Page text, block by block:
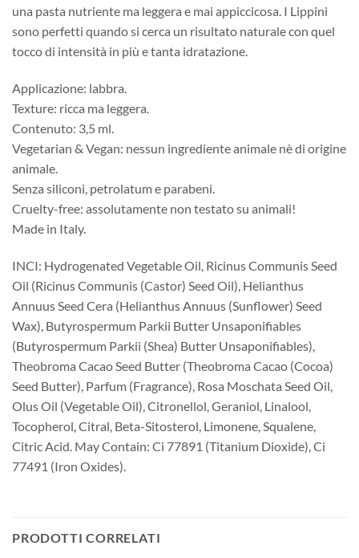
una pasta nutriente ma leggera e mai appiccicosa. I Lippini
sono perfetti quando si cerca un risultato naturale con quel
tocco di intensità in più e tanta idratazione.
Applicazione: labbra.
Texture: ricca ma leggera.
Contenuto: 3,5 ml.
Vegetarian & Vegan: nessun ingrediente animale nè di origine
animale.
Senza siliconi, petrolatum e parabeni.
Cruelty-free: assolutamente non testato su animali!
Made in Italy.
INCI: Hydrogenated Vegetable Oil, Ricinus Communis Seed
Oil (Ricinus Communis (Castor) Seed Oil), Helianthus
Annuus Seed Cera (Helianthus Annuus (Sunflower) Seed
Wax), Butyrospermum Parkii Butter Unsaponifiables
(Butyrospermum Parkii (Shea) Butter Unsaponifiables),
Theobroma Cacao Seed Butter (Theobroma Cacao (Cocoa)
Seed Butter), Parfum (Fragrance), Rosa Moschata Seed Oil,
Olus Oil (Vegetable Oil), Citronellol, Geraniol, Linalool,
Tocopherol, Citral, Beta-Sitosterol, Limonene, Squalene,
Citric Acid. May Contain: Ci 77891 (Titanium Dioxide), Ci
77491 (Iron Oxides).
PRODOTTI CORRELATI